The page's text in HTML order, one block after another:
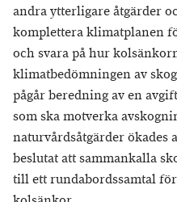
andra ytterligare åtgärder
komplettera klimatplanen
och svara på hur
klimatbedömningen av
pågår beredning av en
som ska motverka
naturvårdsåtgärder ökades
beslutat att sammankalla
till ett rundabordssamtal